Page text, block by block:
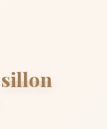
sillon